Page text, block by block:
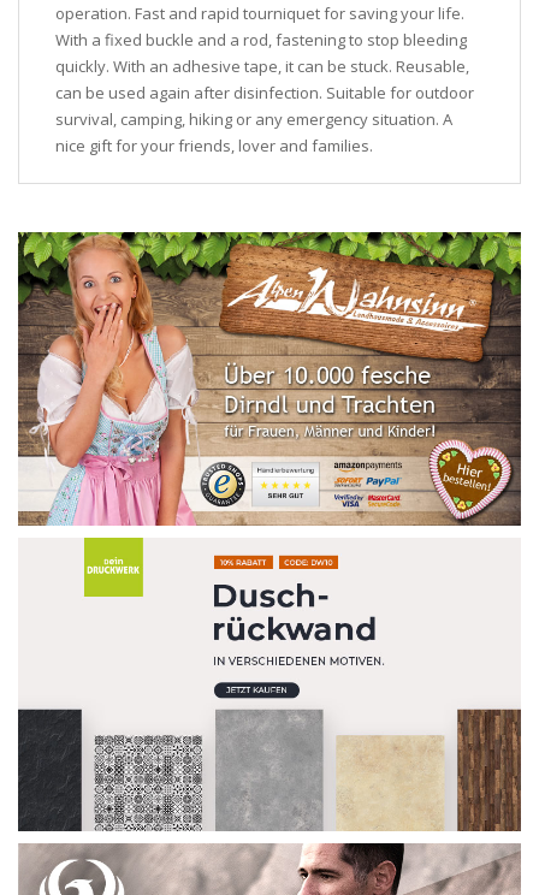
operation. Fast and rapid tourniquet for saving your life.
With a fixed buckle and a rod, fastening to stop bleeding
quickly. With an adhesive tape, it can be stuck. Reusable,
can be used again after disinfection. Suitable for outdoor
survival, camping, hiking or any emergency situation. A
nice gift for your friends, lover and families.